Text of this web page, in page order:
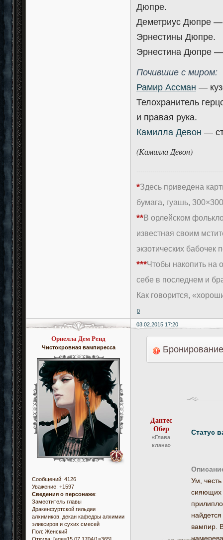
Дюпре.
Деметриус Дюпре —
Эрнестины Дюпре.
Эрнестина Дюпре
Почившие с миром:
Рамир Ассман —
Телохранитель
и правая рука.
Камилла Девон —
(Камилла Девон)
*Здесь приведена
бумага, гуашь,
**В орлейском
известная своим
экзотических
***Чтобы накопить на
себе в последнем и
Как говорится,
0
03.02.2015 17:20
Орнелла Дем Ренд
Чистокровная вампиресса
Сообщений: 4126
Уважение: +1597
Сведения о персонаже:
Заместитель главы
Дракенфуртской гильдии
алхимиков, декан кафедры алхимии
эликсиров и сухих смесей
Пол: Женский
Дантес
Обер
«Глава
клана»
Статус
Ум,
сияющих
вампир.